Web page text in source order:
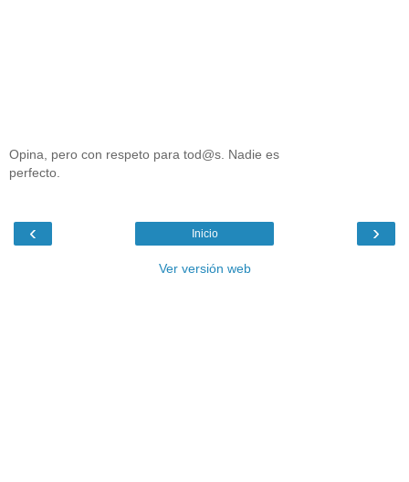
Opina, pero con respeto para tod@s. Nadie es
perfecto.
‹ ›
Inicio
Ver versión web